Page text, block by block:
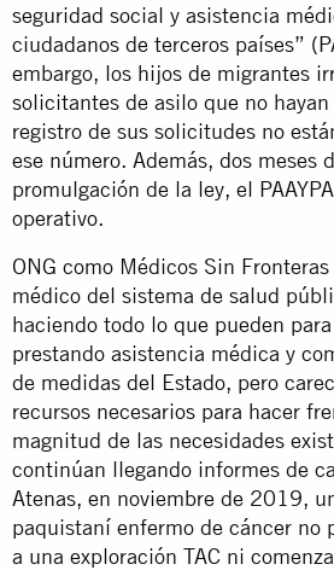
seguridad social y asistencia
ciudadanos de terceros países”
embargo, los hijos de migrantes
solicitantes de asilo que no
registro de sus solicitudes no
ese número. Además, dos meses
promulgación de la ley, el
operativo.
ONG como Médicos Sin
médico del sistema de salud
haciendo todo lo que pueden
prestando asistencia médica y
de medidas del Estado, pero
recursos necesarios para hacer
magnitud de las necesidades
continúan llegando informes de
Atenas, en noviembre de 2019,
paquistaní enfermo de cáncer no
a una exploración TAC ni